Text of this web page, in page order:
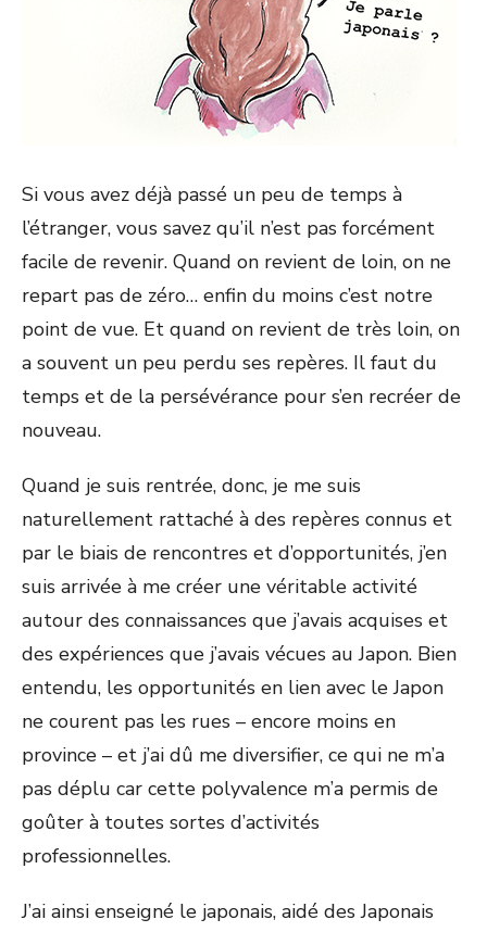
Si vous avez déjà passé un peu de temps à
l’étranger, vous savez qu’il n’est pas forcément
facile de revenir. Quand on revient de loin, on ne
repart pas de zéro… enfin du moins c’est notre
point de vue. Et quand on revient de très loin, on
a souvent un peu perdu ses repères. Il faut du
temps et de la persévérance pour s’en recréer de
nouveau.
Quand je suis rentrée, donc, je me suis
naturellement rattaché à des repères connus et
par le biais de rencontres et d’opportunités, j’en
suis arrivée à me créer une véritable activité
autour des connaissances que j’avais acquises et
des expériences que j’avais vécues au Japon. Bien
entendu, les opportunités en lien avec le Japon
ne courent pas les rues – encore moins en
province – et j’ai dû me diversifier, ce qui ne m’a
pas déplu car cette polyvalence m’a permis de
goûter à toutes sortes d’activités
professionnelles.
J’ai ainsi enseigné le japonais, aidé des Japonais